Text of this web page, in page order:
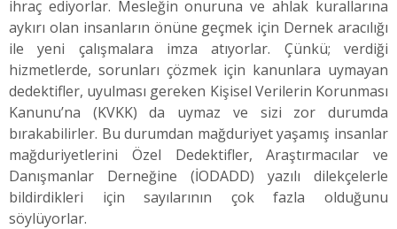
ihraç ediyorlar. Mesleğin onuruna ve ahlak kurallarına
aykırı olan insanların önüne geçmek için Dernek aracılığı
ile yeni çalışmalara imza atıyorlar. Çünkü; verdiği
hizmetlerde, sorunları çözmek için kanunlara uymayan
dedektifler, uyulması gereken Kişisel Verilerin Korunması
Kanunu’na (KVKK) da uymaz ve sizi zor durumda
bırakabilirler. Bu durumdan mağduriyet yaşamış insanlar
mağduriyetlerini Özel Dedektifler, Araştırmacılar ve
Danışmanlar Derneğine (İODADD) yazılı dilekçelerle
bildirdikleri için sayılarının çok fazla olduğunu
söylüyorlar.